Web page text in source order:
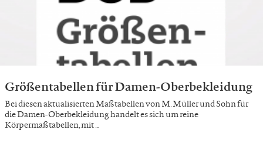
Größentabellen für Damen-Oberbekleidung
Bei diesen aktualisierten Maßtabellen von M. Müller und Sohn für
die Damen-Oberbekleidung handelt es sich um reine
Körpermaßtabellen, mit …